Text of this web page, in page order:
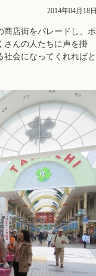
2014年04月18日
商店街をパレードし、ポ
さんの人たちに声を掛
会になってくれればと